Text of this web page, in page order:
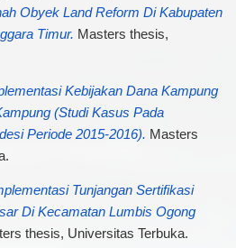
Obyek Land Reform Di Kabupaten
Timur. Masters thesis,
Kebijakan Dana Kampung
(Studi Kasus Pada
Periode 2015-2016). Masters
Tunjangan Sertifikasi
Di Kecamatan Lumbis Ogong
thesis, Universitas Terbuka.